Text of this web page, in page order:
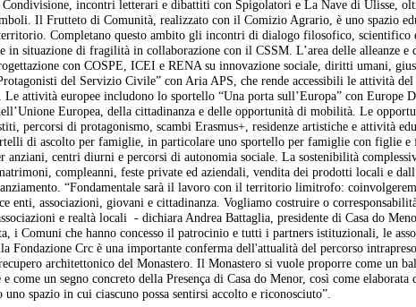
Condivisione, incontri letterari e dibattiti con Spigolatori e La Nave di Ulisse,
Il Frutteto di Comunità, realizzato con il Comizio Agrario, è uno spazio
Completano questo ambito gli incontri di dialogo filosofico, scientifico
in situazione di fragilità in collaborazione con il CSSM. L’area delle alleanze e
con COSPE, ICEI e RENA su innovazione sociale, diritti umani,
del Servizio Civile” con Aria APS, che rende accessibili le attività del
Le attività europee includono lo sportello “Una porta sull’Europa” con Europe
Europea, della cittadinanza e delle opportunità di mobilità. Le
percorsi di protagonismo, scambi Erasmus+, residenze artistiche e attività
di ascolto per famiglie, in particolare uno sportello per famiglie con figlie
anziani, centri diurni e percorsi di autonomia sociale. La sostenibilità
compleanni, feste private ed aziendali, vendita dei prodotti locali e
“Fondamentale sarà il lavoro con il territorio limitrofo:
enti, associazioni, giovani e cittadinanza. Vogliamo costruire o
e realtà locali - dichiara Andrea Battaglia, presidente di Casa do
i Comuni che hanno concesso il patrocinio e tutti i partners istituzionali, le
Fondazione Crc è una importante conferma dell'attualità del percorso
architettonico del Monastero. Il Monastero si vuole proporre come un
un segno concreto della Presença di Casa do Menor, così come elaborata
spazio in cui ciascuno possa sentirsi accolto e riconosciuto”.